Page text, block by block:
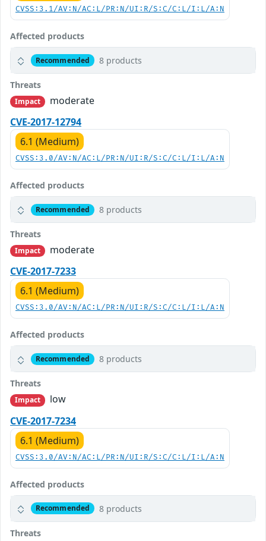
CVSS:3.1/AV:N/AC:L/PR:N/UI:R/S:C/C:L/I:L/A:N
Affected products
Recommended 8 products
Threats
Impact
moderate
CVE-2017-12794
6.1 (Medium)
CVSS:3.0/AV:N/AC:L/PR:N/UI:R/S:C/C:L/I:L/A:N
Affected products
Recommended 8 products
Threats
Impact
moderate
CVE-2017-7233
6.1 (Medium)
CVSS:3.0/AV:N/AC:L/PR:N/UI:R/S:C/C:L/I:L/A:N
Affected products
Recommended 8 products
Threats
Impact
low
CVE-2017-7234
6.1 (Medium)
CVSS:3.0/AV:N/AC:L/PR:N/UI:R/S:C/C:L/I:L/A:N
Affected products
Recommended 8 products
Threats